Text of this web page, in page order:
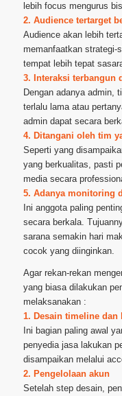
lebih focus mengurus
2. Audience tertarget
Audience akan lebih
memanfaatkan strategi-
tempat lebih tepat
3. Interaksi terbangun
Dengan adanya admin,
terlalu lama atau
admin dapat secara
4. Ditangani oleh tim
Seperti yang
yang berkualitas, pasti
media secara
5. Adanya monitoring
Ini anggota paling
secara berkala.
sarana semakin hari
cocok yang diinginkan.
Agar rekan-rekan
yang biasa dilakukan
melaksanakan :
1. Desain timeline dan
Ini bagian paling awal
penyedia jasa lakukan
disampaikan melalui
2. Pengelolaan akun
Setelah step desain,